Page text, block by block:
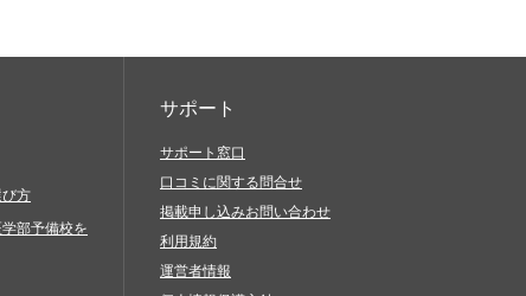
ったりすること（過失に基づき誤認した場合も含む）
その他営利を目的とする一切のこと
信（発信）すること
複製、公開、送信、頒布、翻訳、翻案、転載、再利用
方
部予備校を
サポート
サポート窓口
口コミに関する問合せ
掲載申し込みお問い合わせ
利用規約
運営者情報